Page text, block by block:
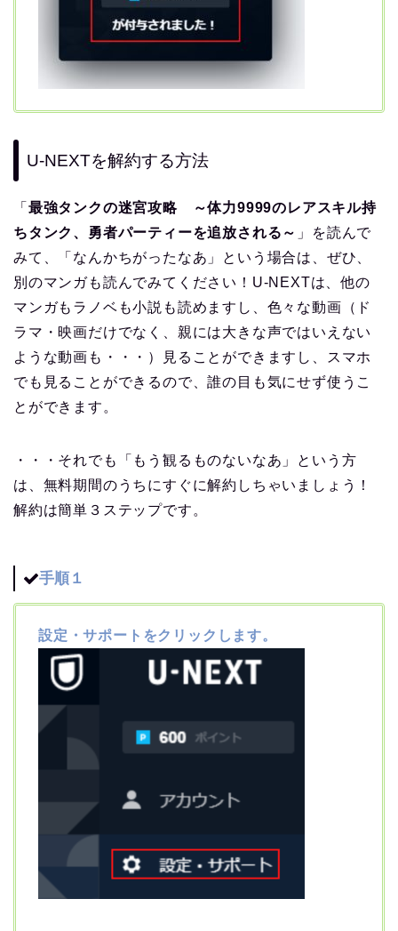
U-NEXTを解約する方法
「 最強タンクの迷宮攻略 ～体力9999のレアスキル持
ちタンク、勇者パーティーを追放される～ 」を読んで
みて、「なんかちがったなあ」という場合は、ぜひ、
別のマンガも読んでみてください！U-NEXTは、他の
マンガもラノベも小説も読めますし、色々な動画（ド
ラマ・映画だけでなく、親には大きな声ではいえない
ような動画も・・・）見ることができますし、スマホ
でも見ることができるので、誰の目も気にせず使うこ
とができます。
・・・それでも「もう観るものないなあ」という方
は、無料期間のうちにすぐに解約しちゃいましょう！
解約は簡単３ステップです。
手順１
設定・サポートをクリックします。